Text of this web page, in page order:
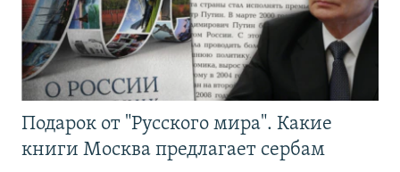
Подарок от "Русского мира". Какие
книги Москва предлагает сербам